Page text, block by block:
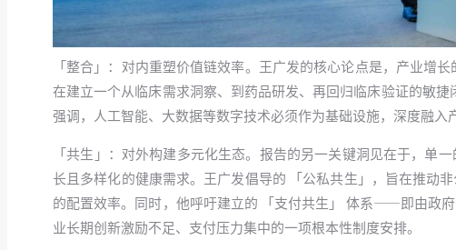
「整合」：对内重塑价值链效率。王广发的核心论点是，产业增
在建立一个从临床需求洞察、到药品研发、再回归临床验证的敏
强调，人工智能、大数据等数字技术必须作为基础设施，深度融入
「共生」：对外构建多元化生态。报告的另一关键洞见在于，单
长且多样化的健康需求。王广发倡导的 「公私共生」，旨在推动
的配置效率。同时，他呼吁建立的 「支付共生」 体系——即由政
业长期创新激励不足、支付压力集中的一项根本性制度安排。